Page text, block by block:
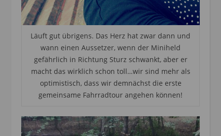
Läuft gut übrigens. Das Herz hat zwar dann und
wann einen Aussetzer, wenn der Miniheld
gefährlich in Richtung Sturz schwankt, aber er
macht das wirklich schon toll…wir sind mehr als
optimistisch, dass wir demnächst die erste
gemeinsame Fahrradtour angehen können!